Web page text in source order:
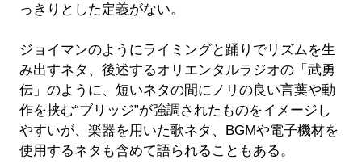
っきりとした定義がない。
ジョイマンのようにライミングと踊りでリズムを生
み出すネタ、後述するオリエンタルラジオの「武勇
伝」のように、短いネタの間にノリの良い言葉や動
作を挟む“ブリッジ”が強調されたものをイメージし
やすいが、楽器を用いた歌ネタ、BGMや電子機材を
使用するネタも含めて語られることもある。